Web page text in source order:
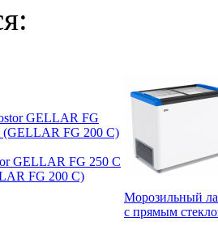
GELLAR FG 250 C
FG 200 C)
Морозильный
с прямым